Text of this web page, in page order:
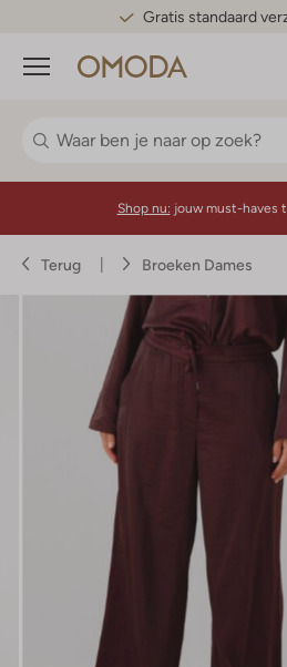
Gratis standaard
Menu
Shop nu: jouw must-haves
Terug Broeken Dames